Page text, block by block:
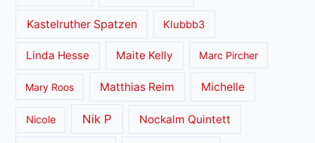
Kastelruther Spatzen Klubbb3
Linda Hesse Maite Kelly Marc Pircher
Mary Roos Matthias Reim Michelle
Nicole Nik P Nockalm Quintett